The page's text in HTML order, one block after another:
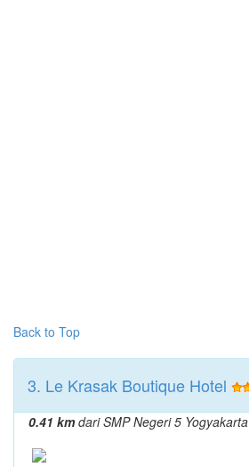
Back to Top
3. Le Krasak Boutique Hotel
0.41 kmdari SMP Negeri 5 Yogyakarta